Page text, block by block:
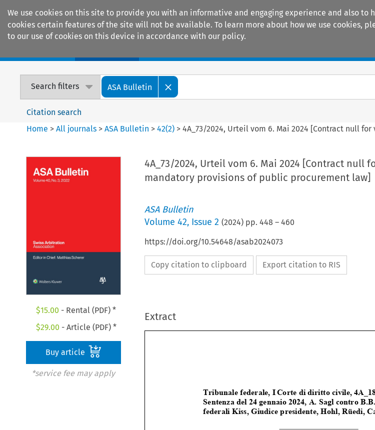
We use cookies on this site to provide you with an informative and engaging experience and also
cookies certain features of the site will not be available. To learn more about how we use cookies,
to our use of cookies on this device in accordance with our policy.
Search filters ASA Bulletin
Citation search
Home >All journals >ASA Bulletin >42(2) >4A_73/2024, Urteil vom 6. Mai 2024 [Contract null
$15.00 - Rental (PDF) *
$29.00 - Article (PDF) *
Buy article
*service fee may apply
4A_73/2024, Urteil vom 6. Mai 2024 [Contract null
mandatory provisions of public procurement law]
ASA Bulletin
Volume 42, Issue 2 (2024) pp. 448 – 460
https://doi.org/10.54648/asab2024073
Copy citation to clipboard Export citation to RIS
Extract

